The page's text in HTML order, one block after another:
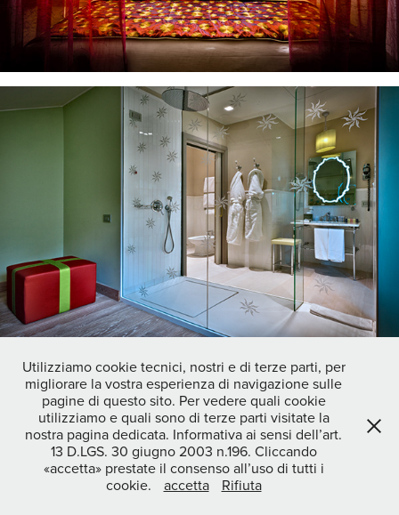
Utilizziamo cookie tecnici, nostri e di terze parti, per
migliorare la vostra esperienza di navigazione sulle
pagine di questo sito. Per vedere quali cookie
utilizziamo e quali sono di terze parti visitate la
nostra pagina dedicata. Informativa ai sensi dell’art.
13 D.LGS. 30 giugno 2003 n.196. Cliccando
«accetta» prestate il consenso all’uso di tutti i
cookie.
accetta Rifiuta